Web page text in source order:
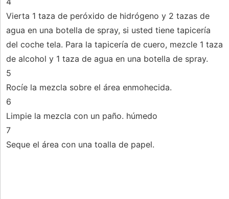
Vierta 1 taza de peróxido de hidrógeno y 2 tazas de
agua en una botella de spray, si usted tiene tapicería
del coche tela. Para la tapicería de cuero, mezcle 1 taza
de alcohol y 1 taza de agua en una botella de spray.
5
Rocíe la mezcla sobre el área enmohecida.
6
Limpie la mezcla con un paño. húmedo
7
Seque el área con una toalla de papel.